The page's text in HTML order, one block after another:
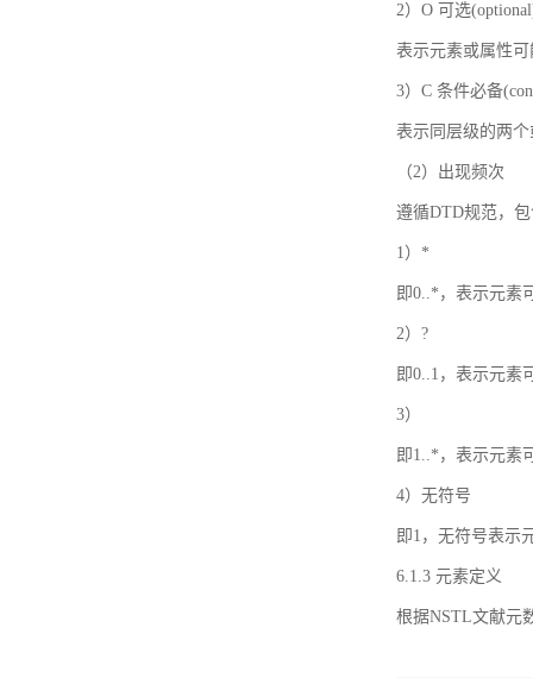
2）O 可选
表示元素或属性
3）C 条件必备
表示同层级的两
（2）出现频次
遵循DTD规范，
1）*
即0..*，表示元素
2）?
即0..1，表示元素
3）
即1..*，表示元素
4）无符号
即1，无符号表示
6.1.3 元素定义
根据NSTL文献元